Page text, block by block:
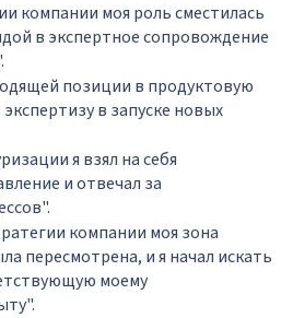
компании моя роль сместилась
в экспертное сопровождение
позиции в продуктовую
в запуске новых
я взял на себя
и отвечал за
компании моя зона
пересмотрена, и я начал искать
моему